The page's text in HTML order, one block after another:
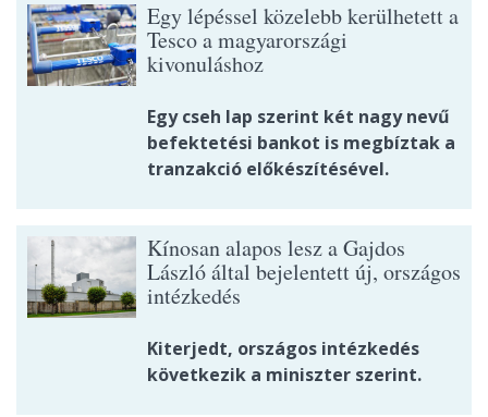
Egy lépéssel közelebb kerülhetett a
Tesco a magyarországi
kivonuláshoz
Egy cseh lap szerint két nagy nevű
befektetési bankot is megbíztak a
tranzakció előkészítésével.
Kínosan alapos lesz a Gajdos
László által bejelentett új, országos
intézkedés
Kiterjedt, országos intézkedés
következik a miniszter szerint.